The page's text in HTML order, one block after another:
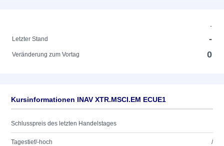
-
Letzter Stand
-
Veränderung zum Vortag 0
Kursinformationen INAV XTR.MSCI.EM ECUE1
Schlusspreis des letzten Handelstages
Tagestief/-hoch /